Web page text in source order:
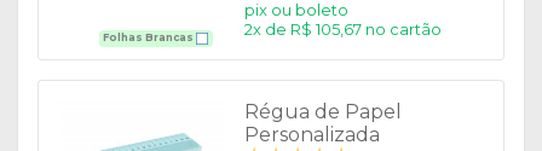
Folhas Brancas
pix ou boleto
2x de R$ 105,67 no cartão
Régua de Papel
Personalizada